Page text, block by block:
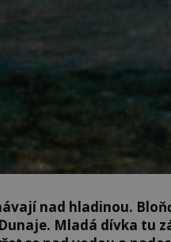
nad hladinou.
Mladá dívka tu